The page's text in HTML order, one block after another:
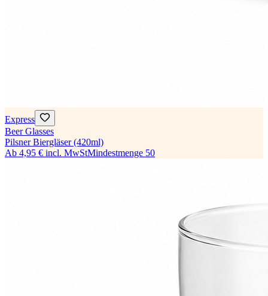
Express
Beer Glasses
Pilsner Biergläser (420ml)
Ab 4,95 € incl. MwStMindestmenge 50